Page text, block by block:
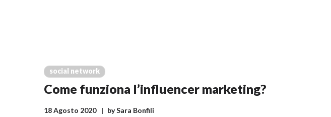
social network
Come funziona l’influencer marketing?
18 Agosto 2020 bySara Bonfili